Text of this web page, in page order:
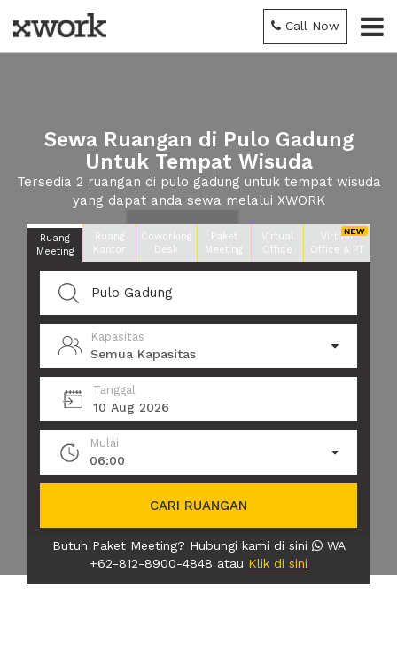
Call Now
Sewa Ruangan di Pulo Gadung
Untuk Tempat Wisuda
Tersedia 2 ruangan di pulo gadung untuk tempat wisuda
yang dapat anda sewa melalui XWORK
Ruang
Meeting
Ruang
Kantor
Coworking
Desk
Paket
Meeting
Virtual
Office
Virtual
Office & PT
Kapasitas
Semua Kapasitas
Tanggal
10 Aug 2026
Mulai
06:00
CARI RUANGAN
Butuh Paket Meeting? Hubungi kami di sini
WA
+62-812-8900-4848 atau Klik di sini